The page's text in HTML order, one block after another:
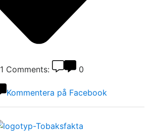
1 Comments: 0
Kommentera på Facebook